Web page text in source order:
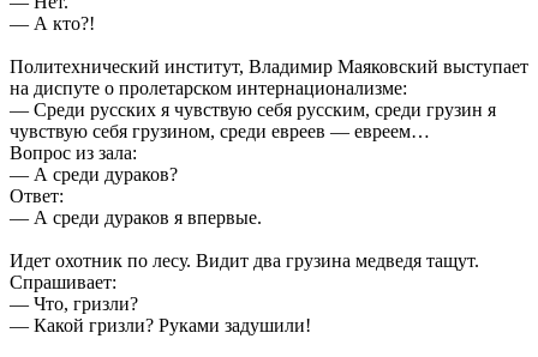
— А кто?!
Политехнический институт, Владимир Маяковский выступает
на диспуте о пролетарском интернационализме:
— Среди русских я чувствую себя русским, среди грузин я
чувствую себя грузином, среди евреев — евреем…
Вопрос из зала:
— А среди дураков?
Ответ:
— А среди дураков я впервые.
Идет охотник по лесу. Видит два грузина медведя тащут.
Спрашивает:
— Что, гризли?
— Какой гризли? Руками задушили!